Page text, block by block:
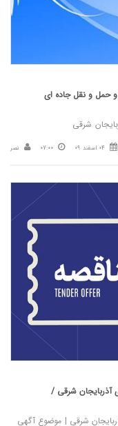
و حمل و نقل جاده ای
شرقی
04 اسفند 09 07:00 نصر
آذربايجان شرقی /
شرقی | موضوع آگهي